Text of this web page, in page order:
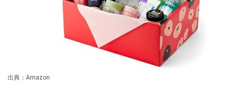
出典：Amazon